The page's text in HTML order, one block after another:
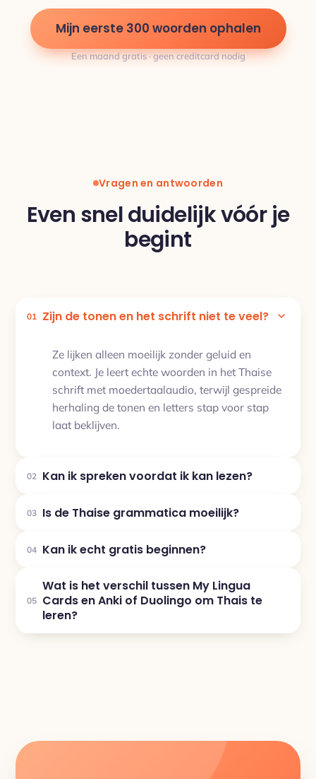
Mijn eerste 300 woorden ophalen
Een maand gratis · geen creditcard nodig
Vragen en antwoorden
Even snel duidelijk vóór je
begint
01 Zijn de tonen en het schrift niet te veel?
Ze lijken alleen moeilijk zonder geluid en
context. Je leert echte woorden in het Thaise
schrift met moedertaalaudio, terwijl gespreide
herhaling de tonen en letters stap voor stap
laat beklijven.
02 Kan ik spreken voordat ik kan lezen?
03 Is de Thaise grammatica moeilijk?
04 Kan ik echt gratis beginnen?
05
Wat is het verschil tussen My Lingua
Cards en Anki of Duolingo om Thais te
leren?